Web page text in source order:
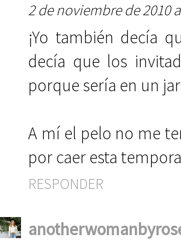
2 de noviembre de 2010
¡Yo también decía
decía que los
porque sería en un
A mí el pelo no me
por caer esta
RESPONDER